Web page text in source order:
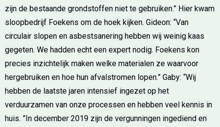
zijn de bestaande grondstoffen niet te gebruiken.” Hier kwam
sloopbedrijf Foekens om de hoek kijken. Gideon: “Van
circulair slopen en asbestsanering hebben wij weinig kaas
gegeten. We hadden echt een expert nodig. Foekens kon
precies inzichtelijk maken welke materialen ze waarvoor
hergebruiken en hoe hun afvalstromen lopen.” Gaby: “Wij
hebben de laatste jaren intensief ingezet op het
verduurzamen van onze processen en hebben veel kennis in
huis. ”In december 2019 zijn de vergunningen ingediend en